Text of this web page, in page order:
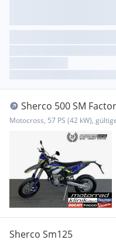
Sherco 500 SM
Motocross, 57 PS (42 kW),
Sherco Sm125